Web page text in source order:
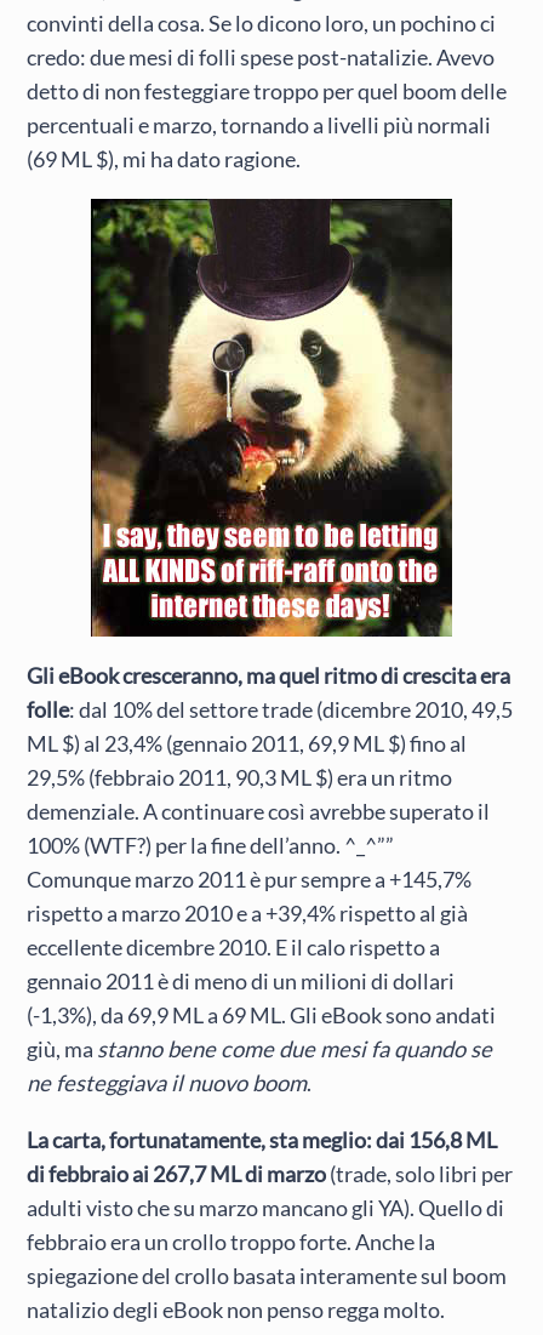
convinti della cosa. Se lo dicono loro, un pochino ci
credo: due mesi di folli spese post-natalizie. Avevo
detto di non festeggiare troppo per quel boom delle
percentuali e marzo, tornando a livelli più normali
(69 ML $), mi ha dato ragione.
Gli eBook cresceranno, ma quel ritmo di crescita era
folle: dal 10% del settore trade (dicembre 2010, 49,5
ML $) al 23,4% (gennaio 2011, 69,9 ML $) fino al
29,5% (febbraio 2011, 90,3 ML $) era un ritmo
demenziale. A continuare così avrebbe superato il
100% (WTF?) per la fine dell’anno. ^_^””
Comunque marzo 2011 è pur sempre a +145,7%
rispetto a marzo 2010 e a +39,4% rispetto al già
eccellente dicembre 2010. E il calo rispetto a
gennaio 2011 è di meno di un milioni di dollari
(-1,3%), da 69,9 ML a 69 ML. Gli eBook sono andati
giù, ma stanno bene come due mesi fa quando se
ne festeggiava il nuovo boom.
La carta, fortunatamente, sta meglio: dai 156,8 ML
di febbraio ai 267,7 ML di marzo(trade, solo libri per
adulti visto che su marzo mancano gli YA). Quello di
febbraio era un crollo troppo forte. Anche la
spiegazione del crollo basata interamente sul boom
natalizio degli eBook non penso regga molto.